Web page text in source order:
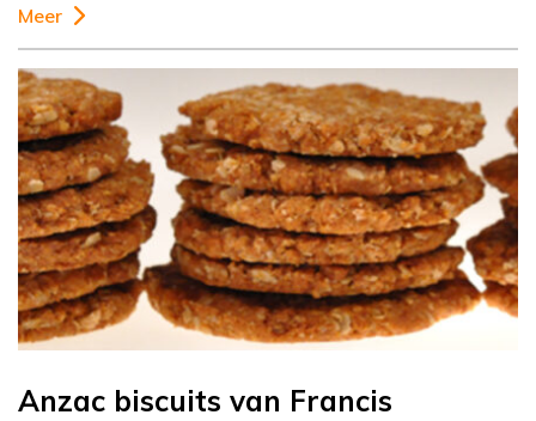
Meer
Anzac biscuits van Francis